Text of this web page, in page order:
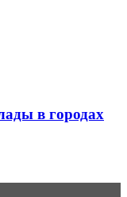
в городах